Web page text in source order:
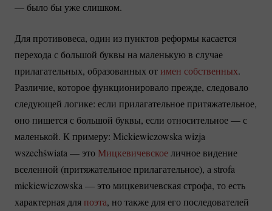
— было бы уже слишком.
Для противовеса, один из пунктов реформы касается
перехода с большой буквы на маленькую в случае
прилагательных, образованных от имен собственных.
Различие, которое функционировало прежде, следовало
следующей логике: если прилагательное притяжательное,
оно пишется с большой буквы, если относительное — с
маленькой. К примеру: Mickiewiczowska wizja
wszechświata — это Мицкевичевское личное видение
вселенной (притяжательное прилагательное), а strofa
mickiewiczowska — это мицкевичевская строфа, то есть
характерная для поэта, но также для его последователей